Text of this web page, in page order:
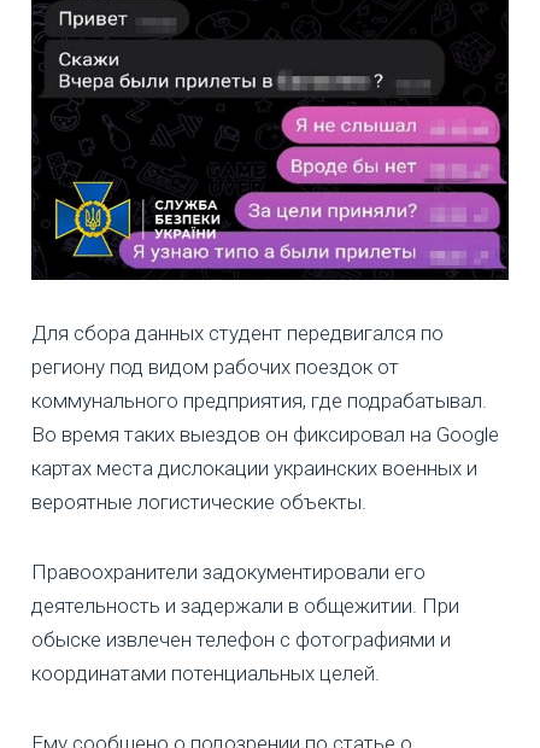
Для сбора данных студент передвигался по
региону под видом рабочих поездок от
коммунального предприятия, где подрабатывал.
Во время таких выездов он фиксировал на Google
картах места дислокации украинских военных и
вероятные логистические объекты.
Правоохранители задокументировали его
деятельность и задержали в общежитии. При
обыске извлечен телефон с фотографиями и
координатами потенциальных целей.
Ему сообщено о подозрении по статье о